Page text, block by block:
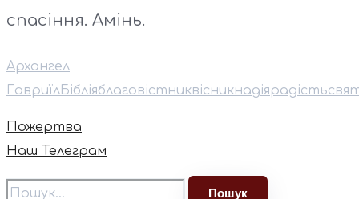
спасіння. Амінь.
Архангел
ГавриїлБібліяблаговістниквісникнадіярадість
Пожертва
Наш Телеграм